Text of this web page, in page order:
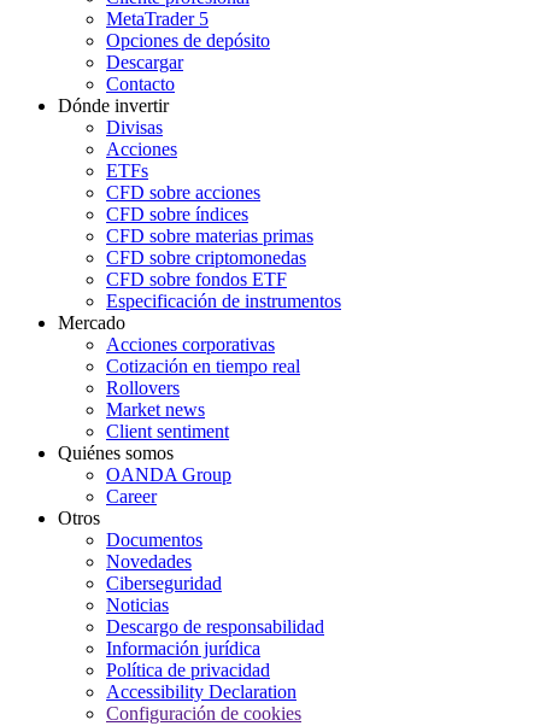
MetaTrader 5
Opciones de depósito
Descargar
Contacto
Dónde invertir
Divisas
Acciones
ETFs
CFD sobre acciones
CFD sobre índices
CFD sobre materias primas
CFD sobre criptomonedas
CFD sobre fondos ETF
Especificación de instrumentos
Mercado
Acciones corporativas
Cotización en tiempo real
Rollovers
Market news
Client sentiment
Quiénes somos
OANDA Group
Career
Otros
Documentos
Novedades
Ciberseguridad
Noticias
Descargo de responsabilidad
Información jurídica
Política de privacidad
Accessibility Declaration
Configuración de cookies